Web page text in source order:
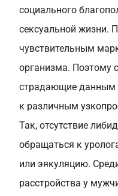
социального
сексуальной жизни.
чувствительным
организма. Поэтому
страдающие данным
к различным
Так, отсутствие
обращаться к
или эякуляцию.
расстройства у